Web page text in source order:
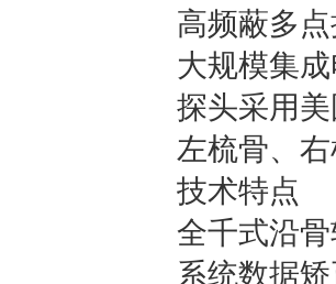
高频蔽多
大规模集
探头采用
左梳骨、
技术特点
全千式沿
系统数据